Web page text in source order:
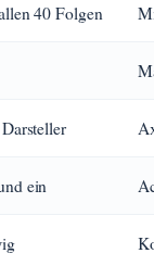
40 Folgen
ein